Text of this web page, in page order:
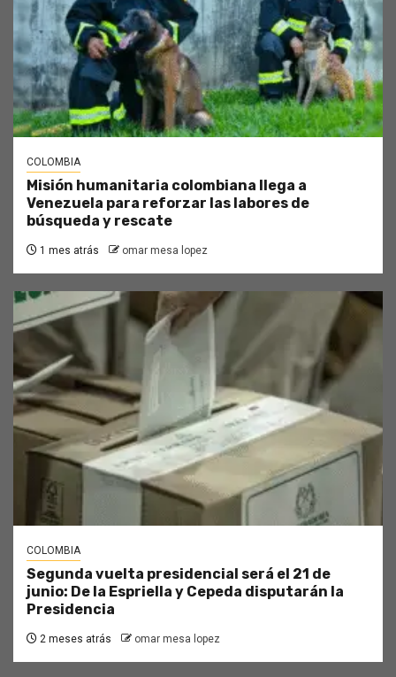
COLOMBIA
Misión humanitaria colombiana llega a
Venezuela para reforzar las labores de
búsqueda y rescate
1 mes atrás omar mesa lopez
COLOMBIA
Segunda vuelta presidencial será el 21 de
junio: De la Espriella y Cepeda disputarán la
Presidencia
2 meses atrás omar mesa lopez